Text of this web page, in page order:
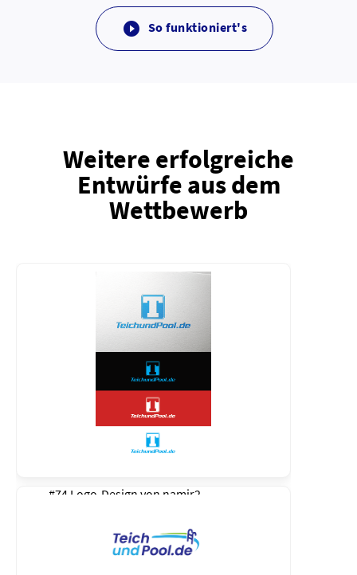
 So funktioniert's
Weitere erfolgreiche
Entwürfe aus dem
Wettbewerb
#74 Logo-Design von namir2